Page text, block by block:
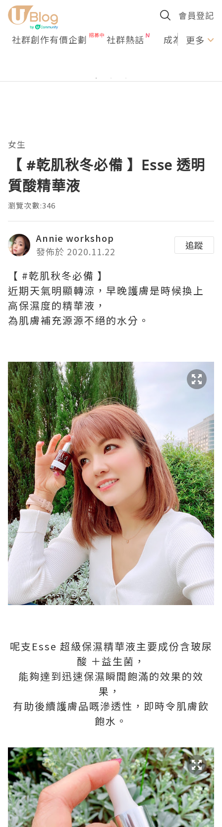
會員登記
社群創作有價企劃 社群熱話 成為U更多
女生
【 #乾肌秋冬必備 】Esse 透明
質酸精華液
瀏覽次數:346
Annie workshop
發佈於 2020.11.22
追蹤
【 #乾肌秋冬必備 】
近期天氣明顯轉涼，早晚護膚是時候換上
高保濕度的精華液，
為肌膚補充源源不絕的水分。
呢支Esse 超級保濕精華液主要成份含玻尿
酸 ＋益生菌，
能夠達到迅速保濕瞬間飽滿的效果的效
果，
有助後續護膚品嘅滲透性，即時令肌膚飲
飽水。